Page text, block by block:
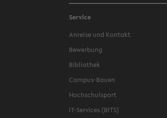
Service
Anreise und Kontakt
Bewerbung
Bibliothek
Campus-Bauen
Hochschulsport
IT-Services (BITS)